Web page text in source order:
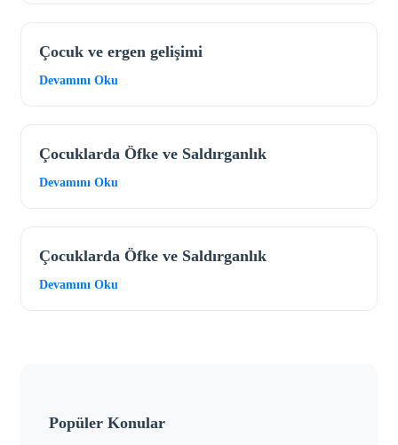
Çocuk ve ergen gelişimi
Devamını Oku
Çocuklarda Öfke ve Saldırganlık
Devamını Oku
Çocuklarda Öfke ve Saldırganlık
Devamını Oku
Popüler Konular